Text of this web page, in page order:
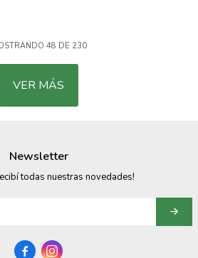
48 DE 230
VER MÁS
Newsletter
todas nuestras novedades!
 